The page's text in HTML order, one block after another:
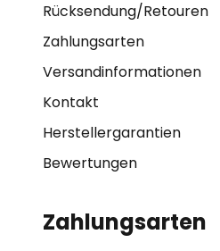
Rücksendung/Retouren
Zahlungsarten
Versandinformationen
Kontakt
Herstellergarantien
Bewertungen
Zahlungsarten